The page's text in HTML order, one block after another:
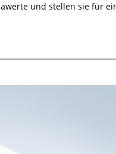
und stellen sie für